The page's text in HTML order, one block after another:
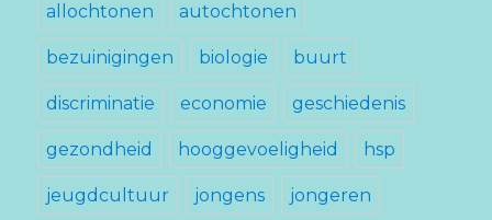
allochtonen autochtonen
bezuinigingen biologie buurt
discriminatie economie geschiedenis
gezondheid hooggevoeligheid hsp
jeugdcultuur jongens jongeren